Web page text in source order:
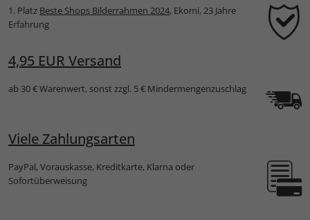
1. Platz Beste Shops Bilderrahmen 2024, Ekomi, 23 Jahre
Erfahrung
4,95 EUR Versand
ab 30 € Warenwert, sonst zzgl. 5 € Mindermengenzuschlag
Viele Zahlungsarten
PayPal, Vorauskasse, Kreditkarte, Klarna oder
Sofortüberweisung